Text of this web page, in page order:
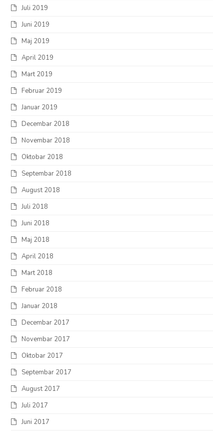
Juli 2019
Juni 2019
Maj 2019
April 2019
Mart 2019
Februar 2019
Januar 2019
Decembar 2018
Novembar 2018
Oktobar 2018
Septembar 2018
August 2018
Juli 2018
Juni 2018
Maj 2018
April 2018
Mart 2018
Februar 2018
Januar 2018
Decembar 2017
Novembar 2017
Oktobar 2017
Septembar 2017
August 2017
Juli 2017
Juni 2017